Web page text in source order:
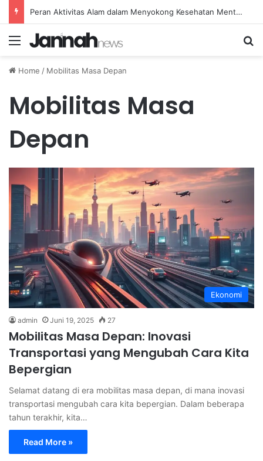
Peran Aktivitas Alam dalam Menyokong Kesehatan Mental dan Menenangkan Pikiran di Masa Sulit
Menu
Home / Mobilitas Masa Depan
Mobilitas Masa
Depan
Ekonomi
admin Juni 19, 2025 27
Mobilitas Masa Depan: Inovasi
Transportasi yang Mengubah Cara Kita
Bepergian
Selamat datang di era mobilitas masa depan, di mana inovasi
transportasi mengubah cara kita bepergian. Dalam beberapa
tahun terakhir, kita…
Read More »